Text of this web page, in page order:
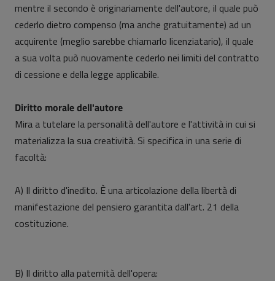
mentre il secondo è originariamente dell'autore, il quale può
cederlo dietro compenso (ma anche gratuitamente) ad un
acquirente (meglio sarebbe chiamarlo licenziatario), il quale
a sua volta può nuovamente cederlo nei limiti del contratto
di cessione e della legge applicabile.
Diritto morale dell'autore
Mira a tutelare la personalità dell'autore e l'attività in cui si
materializza la sua creatività. Si specifica in una serie di
facoltà:
A) Il diritto d'inedito. È una articolazione della libertà di
manifestazione del pensiero garantita dall'art. 21 della
costituzione.
B) Il diritto alla paternità dell'opera: